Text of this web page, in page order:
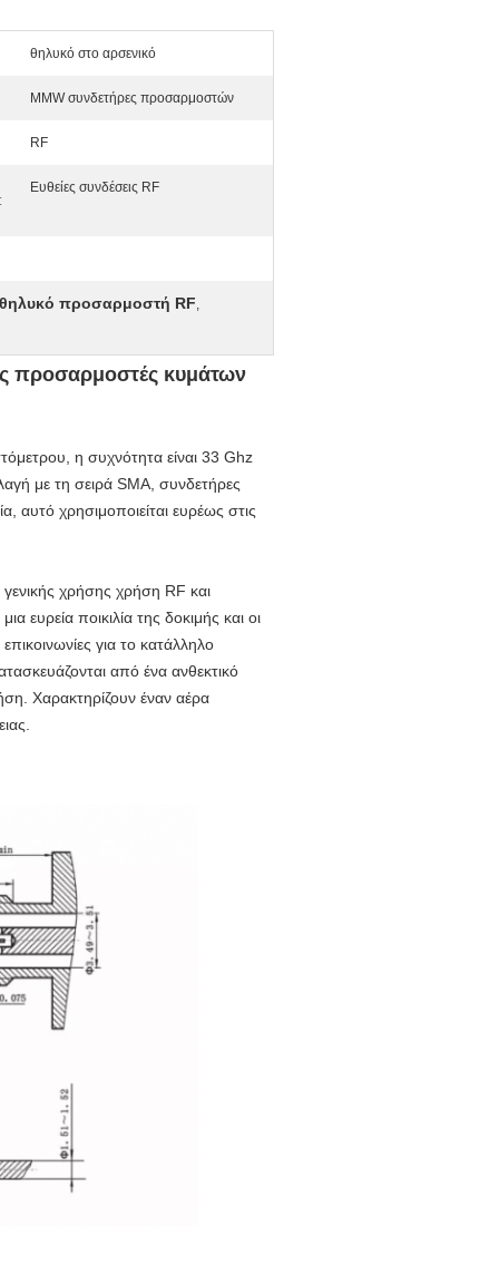
θηλυκό στο αρσενικό
MMW συνδετήρες προσαρμοστών
RF
Ευθείες συνδέσεις RF
προσαρμοστή RF,
προσαρμοστές κυμάτων
η συχνότητα είναι 33 Ghz
με τη σειρά SMA, συνδετήρες
αυτό χρησιμοποιείται ευρέως στις
χρήσης χρήση RF και
ευρεία ποικιλία της δοκιμής και οι
για το κατάλληλο
από ένα ανθεκτικό
Χαρακτηρίζουν έναν αέρα